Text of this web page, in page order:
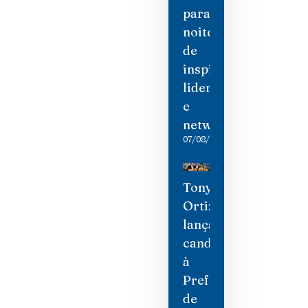
para
noite
de
inspiração,
liderança
e
networking
07/08/2026
Tony
Ortiz
lança
candidatura
à
Prefeitura
de